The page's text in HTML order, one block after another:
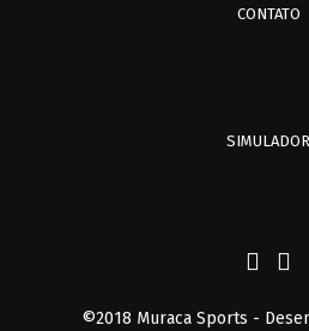
CONTATO
SIMULADOR
©2018 Muraca Sports -